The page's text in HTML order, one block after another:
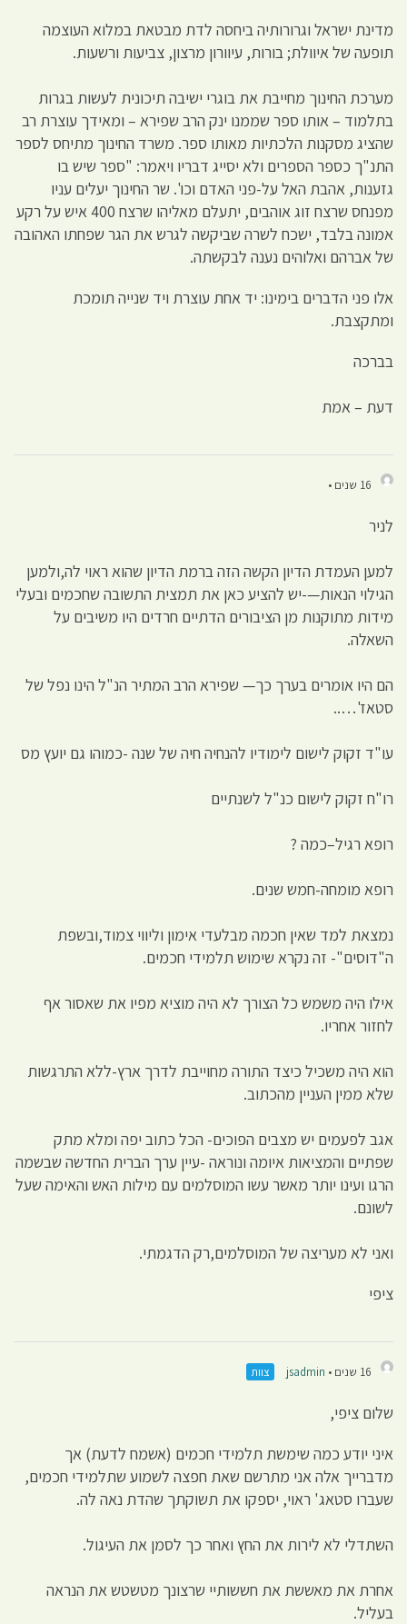
מדינת ישראל וגרורותיה ביחסה לדת מבטאת במלוא העוצמה
תופעה של איוולת; בורות, עיוורון מרצון, צביעות ורשעות.
מערכת החינוך מחייבת את בוגרי ישיבה תיכונית לעשות בגרות
בתלמוד – אותו ספר שממנו ינק הרב שפירא – ומאידך עוצרת רב
שהציג מסקנות הלכתיות מאותו ספר. משרד החינוך מתיחס לספר
התנ"ך כספר הספרים ולא יסייג דבריו ויאמר: "ספר שיש בו
גזענות, אהבת האל על-פני האדם וכו'. שר החינוך יעלים עניו
מפנחס שרצח זוג אוהבים, יתעלם מאליהו שרצח 400 איש על רקע
אמונה בלבד, ישכח לשרה שביקשה לגרש את הגר שפחתו האהובה
של אברהם ואלוהים נענה לבקשתה.
אלו פני הדברים בימינו: יד אחת עוצרת ויד שנייה תומכת
ומתקצבת.
בברכה
דעת – אמת
16 שנים •
לניר
למען העמדת הדיון הקשה הזה ברמת הדיון שהוא ראוי לה,ולמען
הגילוי הנאות—-יש להציע כאן את תמצית התשובה שחכמים ובעלי
מידות מתוקנות מן הציבורים הדתיים חרדים היו משיבים על
השאלה.
הם היו אומרים בערך כך— שפירא הרב המתיר הנ"ל הינו נפל של
סטאז'…..
עו"ד זקוק לישום לימודיו להנחיה חיה של שנה -כמוהו גם יועץ מס
רו"ח זקוק לישום כנ"ל לשנתיים
רופא רגיל–כמה ?
רופא מומחה-חמש שנים.
נמצאת למד שאין חכמה מבלעדי אימון וליווי צמוד,ובשפת
ה"דוסים"- זה נקרא שימוש תלמידי חכמים.
אילו היה משמש כל הצורך לא היה מוציא מפיו את שאסור אף
לחזור אחריו.
הוא היה משכיל כיצד התורה מחוייבת לדרך ארץ-ללא התרגשות
שלא ממין העניין מהכתוב.
אגב לפעמים יש מצבים הפוכים- הכל כתוב יפה ומלא מתק
שפתיים והמציאות איומה ונוראה -עיין ערך הברית החדשה שבשמה
הרגו ועינו יותר מאשר עשו המוסלמים עם מילות האש והאימה שעל
לשונם.
ואני לא מעריצה של המוסלמים,רק הדגמתי.
ציפי
16 שנים • jsadmin צוות
שלום ציפי,
איני יודע כמה שימשת תלמידי חכמים (אשמח לדעת) אך
מדברייך אלה אני מתרשם שאת חפצה לשמוע שתלמידי חכמים,
שעברו סטאג' ראוי, יספקו את תשוקתך שהדת נאה לה.
השתדלי לא לירות את החץ ואחר כך לסמן את העיגול.
אחרת את מאששת את חששותיי שרצונך מטשטש את הנראה
בעליל.